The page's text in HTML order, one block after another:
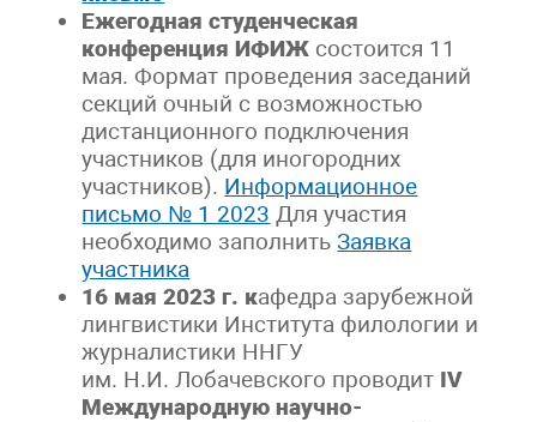
Ежегодная студенческая
конференция ИФИЖ состоится 11
мая. Формат проведения заседаний
секций очный с возможностью
дистанционного подключения
участников (для иногородних
участников). Информационное
письмо № 1 2023 Для участия
необходимо заполнитьЗаявка
участника
16 мая 2023 г. кафедра зарубежной
лингвистики Института филологии и
журналистики ННГУ
им. Н.И. Лобачевского проводит IV
Международную научно-